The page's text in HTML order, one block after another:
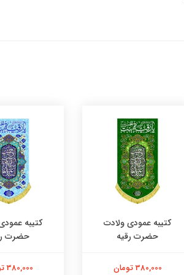
کتیبه عمودی ولادت
حضرت رقیه
380,000 تومان
کتیبه
حضرت
380,000 تومان